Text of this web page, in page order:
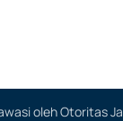
oleh Otoritas